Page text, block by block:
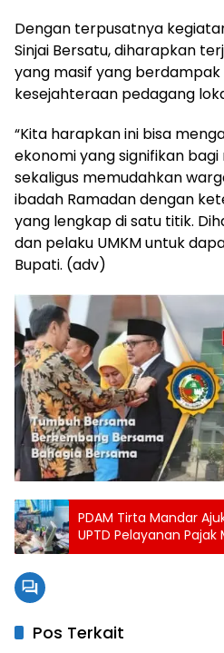
Dengan terpusatnya
Sinjai Bersatu, diharapkan
yang masif yang
kesejahteraan pedagang
“Kita harapkan ini bisa
ekonomi yang signifikan
sekaligus memudahkan
ibadah Ramadan dengan
yang lengkap di satu titik.
dan pelaku UMKM untuk
Bupati. (adv)
PDAM Tirta Mandar
UPTD Pelayanan
Cepat Jaga Stabilitas
Pos Terkait